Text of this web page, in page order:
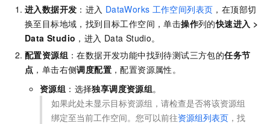
进入数据开发 ：进入 DataWorks 工作空间列表页 ，在顶部切
换至目标地域，找到目标工作空间，单击操作列的快速进入 >
Data Studio ，进入 Data Studio。
配置资源组 ：在数据开发功能中找到待测试三方包的任务节
点 ，单击右侧调度配置 ，配置资源属性。
资源组 ：选择独享调度资源组。
如果此处未显示目标资源组，请检查是否将该资源组
绑定至当前工作空间。您可以前往资源组列表页 ，找